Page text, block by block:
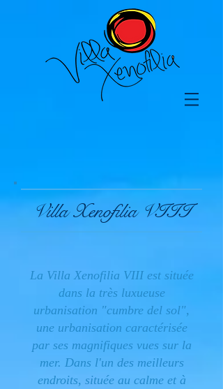
Villa Xenofilia VIII
La Villa Xenofilia VIII est située
dans la très luxueuse
urbanisation "cumbre del sol",
une urbanisation caractérisée
par ses magnifiques vues sur la
mer. Dans l'un des meilleurs
endroits, située au calme et à